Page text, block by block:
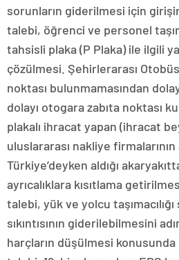
sorunların giderilmesi için
talebi, öğrenci ve personel
tahsisli plaka (P Plaka) ile ilgili
çözülmesi. Şehirlerarası
noktası bulunmamasından
dolayı otogara zabıta noktası
plakalı ihracat yapan (ihracat
uluslararası nakliye firmalarının
Türkiye’deyken aldığı
ayrıcalıklara kısıtlama
talebi, yük ve yolcu
sıkıntısının giderilebilmesini
harçların düşülmesi konusunda